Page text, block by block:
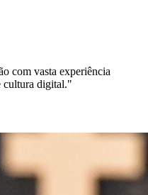
com vasta experiência
cultura digital."